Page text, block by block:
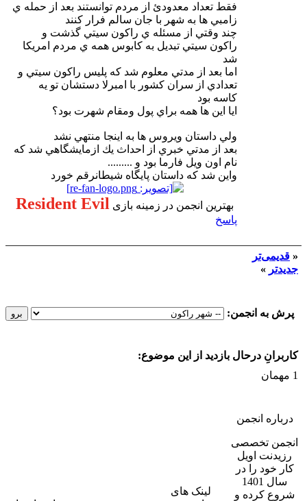
فقط تعداد معدودئ از مردم توانستند بعد از حمله ي
زامبي ها به شهر با جان سالم فرار كنند
چند وقتي از مسئله ي راكون سيتي گذشت و
راكون سيتي تبديل به كابوس همه ي مردم امريكا
شد
اما بعد از مدتي معلوم شد كه پليس راكون سيتي و
تعدادي از سران كشور با امبرلا دستشان تو يه
كاسه بود
ايا اين ها همه براي پول ومقام شهرت بود؟
ولي داستان ويروس ها به اينجا منتهي نشد
بعد از مدتي خبري از احداث يك ازمايشگاهي شد كه
نام اون ويل فارما بود و .........
واين شد كه داستان پايگاه شيطانرقم خورد
بهترین انجمن در زمینه بازی Resident Evil
پاسخ
« قدیمی‌تر
جدیدتر »
پرش به انجمن:
کاربرانِ درحال بازدید از این موضوع:
1 مهمان
درباره انجمن
انجمن تخصصی
رزیدنت اویل
کار خود را در
سال 1401
شروع کرده و
لینک های